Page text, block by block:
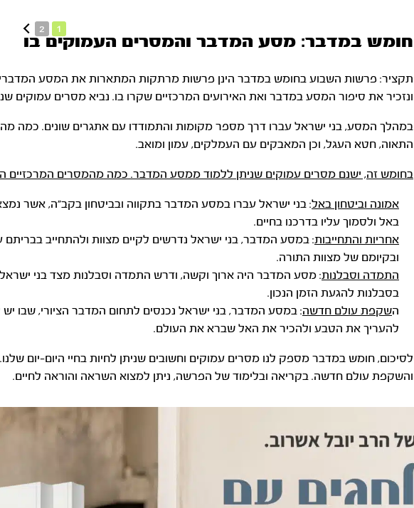
1
2
חומש במדבר: מסע המדבר והמסרים העמוקים בו
תקציר: פרשות השבוע בחומש במדבר הינן פרשות מרתקות המתארות את המסע
ונזכיר את סיפור המסע במדבר ואת האירועים המרכזיים שקרו בו. נביא מסרים עמוקים
במהלך המסע, בני ישראל עברו דרך מספר מקומות והתמודדו עם אתגרים שונים. כמה
התאוה, חטא העגל, וכן המאבקים עם העמלקים, עמון ומואב.
בחומש זה, ישנם מסרים עמוקים שניתן ללמוד ממסע המדבר. כמה מהמסרים המרכזיים
אמונה וביטחון באל: בני ישראל עברו במסע המדבר בתקווה ובביטחון בקב”ה, אשר
באל ולסמוך עליו בדרכנו בחיים.
אחריות והתחייבות: במסע המדבר, בני ישראל נדרשים לקיים מצוות ולהתחייב
ובקיומם של מצוות התורה.
התמדה וסבלנות: מסע המדבר היה ארוך וקשה, ודרש התמדה וסבלנות מצד בני
בסבלנות להגעת הזמן הנכון.
השקפת עולם חדשה: במסע המדבר, בני ישראל נכנסים לתחום המדבר הציורי, שבו
להעריך את הטבע ולהכיר את האל שברא את העולם.
לסיכום, חומש במדבר מספק לנו מסרים עמוקים וחשובים שניתן לחיות בחיי היום-יום
והשקפת עולם חדשה. בקריאה ובלימוד של הפרשה, ניתן למצוא השראה והוראה לחיים.